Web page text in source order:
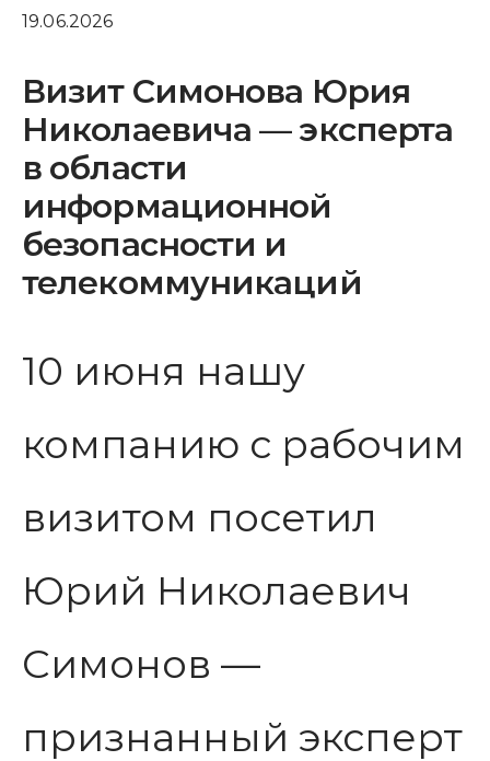
19.06.2026
Визит Симонова Юрия
Николаевича — эксперта
в области
информационной
безопасности и
телекоммуникаций
10 июня нашу
компанию с рабочим
визитом посетил
Юрий Николаевич
Симонов —
признанный эксперт